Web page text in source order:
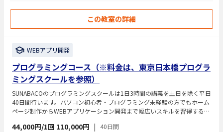
この教室の詳細
WEBアプリ開発
プログラミングコース（※料金は、東京日本橋プログラ
ミングスクールを参照）
SUNABACOのプログラミングスクールは1日3時間の講義を土日を除く平日
40日間行います。パソコン初心者・プログラミング未経験の方でもホーム
ページ制作からWEBアプリケーション開発まで幅広いスキルを習得するこ
44,000円/1回 110,000円 |
40日間